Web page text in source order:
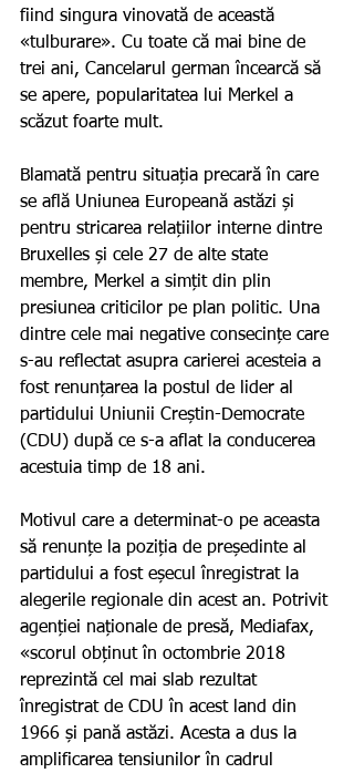
fiind singura vinovată de această
«tulburare». Cu toate că mai bine de
trei ani, Cancelarul german încearcă să
se apere, popularitatea lui Merkel a
scăzut foarte mult.
Blamată pentru situația precară în care
se află Uniunea Europeană astăzi și
pentru stricarea relațiilor interne dintre
Bruxelles și cele 27 de alte state
membre, Merkel a simțit din plin
presiunea criticilor pe plan politic. Una
dintre cele mai negative consecințe care
s-au reflectat asupra carierei acesteia a
fost renunțarea la postul de lider al
partidului Uniunii Creștin-Democrate
(CDU) după ce s-a aflat la conducerea
acestuia timp de 18 ani.
Motivul care a determinat-o pe aceasta
să renunțe la poziția de președinte al
partidului a fost eșecul înregistrat la
alegerile regionale din acest an. Potrivit
agenției naționale de presă, Mediafax,
«scorul obținut în octombrie 2018
reprezintă cel mai slab rezultat
înregistrat de CDU în acest land din
1966 și pană astăzi. Acesta a dus la
amplificarea tensiunilor în cadrul